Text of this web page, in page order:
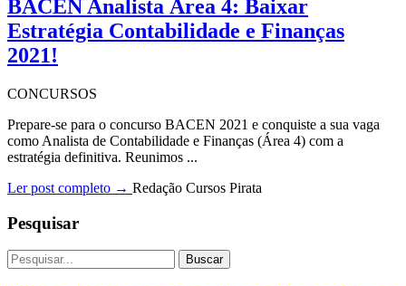
BACEN Analista Área 4: Baixar
Estratégia Contabilidade e Finanças
2021!
CONCURSOS
Prepare-se para o concurso BACEN 2021 e conquiste a sua vaga
como Analista de Contabilidade e Finanças (Área 4) com a
estratégia definitiva. Reunimos ...
Ler post completo → Redação Cursos Pirata
Pesquisar
Buscar